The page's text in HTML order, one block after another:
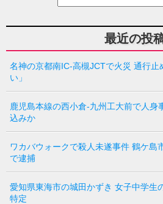
最近の投
名神の京都南IC-高槻JCTで火災 通行止
い」
鹿児島本線の西小倉-九州工大前で人身
込みか
ワカバウォークで殺人未遂事件 鶴ケ島
で逮捕
愛知県東海市の城田かずき 女子中学生
特定